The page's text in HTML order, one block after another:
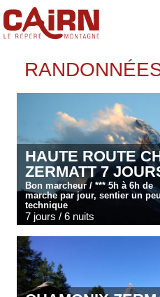
HAUTE ROUTE
ZERMATT 7
Bon marcheur / *** 5h à 6h de
marche par jour, sentier un
technique
7 jours / 6 nuits